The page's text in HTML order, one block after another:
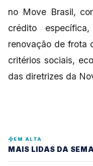
no Move Brasil,
crédito
renovação de frota
critérios sociais,
das diretrizes da
EM ALTA
MAIS LIDAS DA